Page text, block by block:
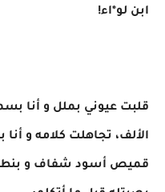
ابن لو*اء!
قلبت عيوني بملل و أنا
الألف، تجاهلت كلامه و
قميص أسود شفاف و